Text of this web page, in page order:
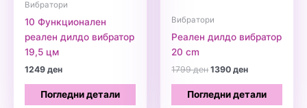
Вибратори
10 Функционален
реален дилдо вибратор
19,5 цм
1249ден
Погледни детали
Вибратори
Реален дилдо вибратор
20 cm
1799денOriginal
was:
1799 ден.
1390денCurrent
is:
Погледни детали